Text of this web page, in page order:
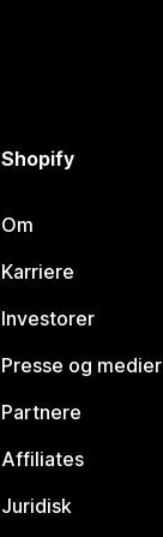
Shopify
Om
Karriere
Investorer
Presse og medier
Partnere
Affiliates
Juridisk